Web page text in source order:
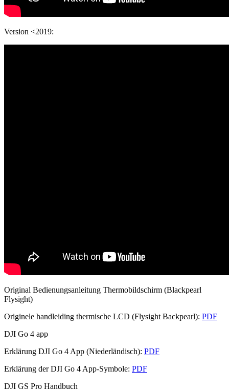
Version <2019:
Original Bedienungsanleitung Thermobildschirm (Blackpearl
Flysight)
Originele handleiding thermische LCD (Flysight Backpearl): PDF
DJI Go 4 app
Erklärung DJI Go 4 App (Niederländisch): PDF
Erklärung der DJI Go 4 App-Symbole: PDF
DJI GS Pro Handbuch